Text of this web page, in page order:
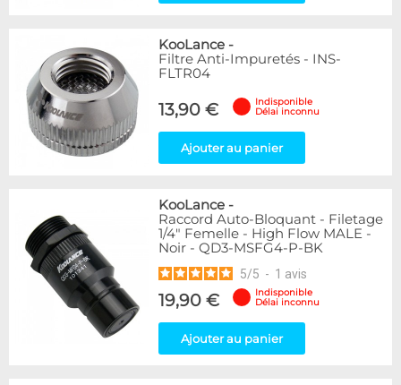
KooLance -
Filtre Anti-Impuretés - INS-
FLTR04
13,90 €
Indisponible
Délai inconnu
Ajouter au panier
KooLance -
Raccord Auto-Bloquant - Filetage
1/4" Femelle - High Flow MALE -
Noir - QD3-MSFG4-P-BK
5/5 - 1 avis
19,90 €
Indisponible
Délai inconnu
Ajouter au panier